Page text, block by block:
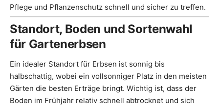
Pflege und Pflanzenschutz schnell und sicher zu treffen.
Standort, Boden und Sortenwahl
für Gartenerbsen
Ein idealer Standort für Erbsen ist sonnig bis
halbschattig, wobei ein vollsonniger Platz in den meisten
Gärten die besten Erträge bringt. Wichtig ist, dass der
Boden im Frühjahr relativ schnell abtrocknet und sich